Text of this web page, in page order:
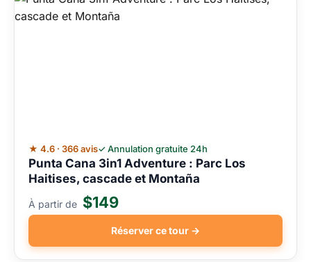
★ 4.6 · 366 avis✓ Annulation gratuite 24h
Punta Cana 3in1 Adventure : Parc Los
Haitises, cascade et Montaña
À partir de $149
Réserver ce tour →